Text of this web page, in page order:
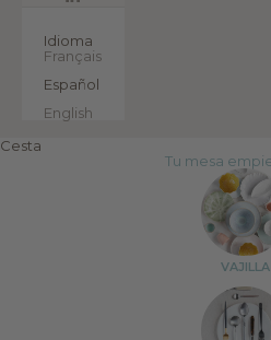
Idioma
Français
Español
English
Cesta
Tu mesa
VAJILLA